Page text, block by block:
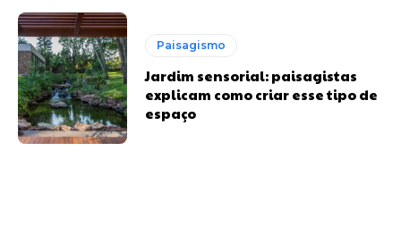
Paisagismo
Jardim sensorial: paisagistas
explicam como criar esse tipo de
espaço